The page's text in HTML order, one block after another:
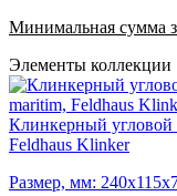
Минимальная сумма
Элементы коллекции
Клинкерный угловой
Feldhaus Klinker
Размер, мм: